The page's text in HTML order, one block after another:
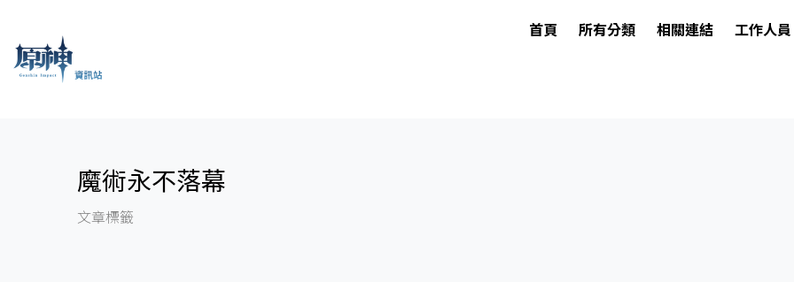
首頁 所有分類 相關連結 工作人員
魔術永不落幕
文章標籤